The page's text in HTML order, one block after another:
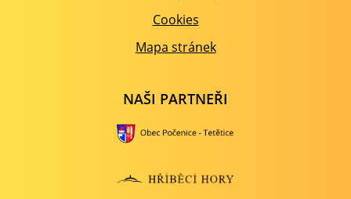
Cookies
Mapa stránek
NAŠI PARTNEŘI